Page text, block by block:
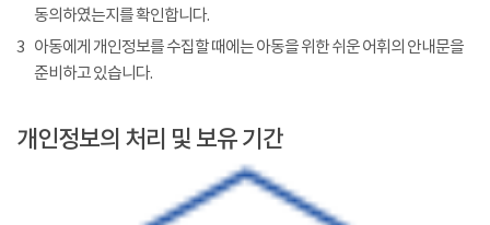
동의하였는지를 확인합니다.
3 아동에게 개인정보를 수집할 때에는 아동을 위한 쉬운 어휘의 안내문을
준비하고 있습니다.
개인정보의 처리 및 보유 기간